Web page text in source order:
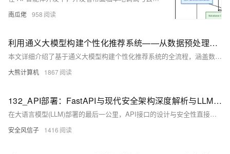
南瓜佬 958
利用通义大模型构建个性化推荐系统——从数据预处理到实时API部署
本文详细介绍了基于通义大模型构建个性化推荐系统的全流程，涵盖数据预处理、模型微调、实时部署及效果优化。通过采用Qwen-72B结合LoRA技术，实现电商场景下CTR提升58%，GMV增长12.7%。文章分析了特征工程、多任务学习和性能调优的关键步骤，并探讨内存优化与蒸馏实践。最后总结了大模型在推荐系统中的适用场景与局限性，提出未来向MoE架构和因果推断方向演进的建议。
大熊计算机 1867
132_API部署：FastAPI与现代安全架构深度解析与LLM服务化最佳实践
在大语言模型(LLM)部署的最后一公里，API接口的设计与安全性直接决定了模型服务的可用性、稳定性与用户信任度。随着2025年LLM应用的爆炸式增长，如何构建高性能、高安全性的REST API成为开发者面临的核心挑战。FastAPI作为Python生态中最受青睐的Web框架之一，凭借其卓越的性能、强大的类型安全支持和完善的文档生成能力，已成为LLM服务化部署的首选方案。
安全风信子 1416